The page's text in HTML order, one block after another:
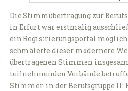
Die Stimmübertragung zur
in Erfurt war erstmalig
ein Registrierungsportal
schmälerte dieser modernere
übertragenen Stimmen
teilnehmenden Verbände
Stimmen in der Berufsgruppe II: